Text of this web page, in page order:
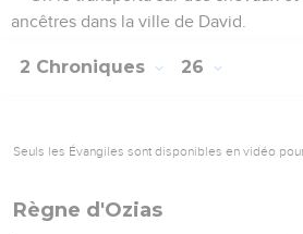
ancêtres dans la ville de David.
2 Chroniques 26
Seuls les Évangiles sont disponibles en vidéo
Règne d'Ozias